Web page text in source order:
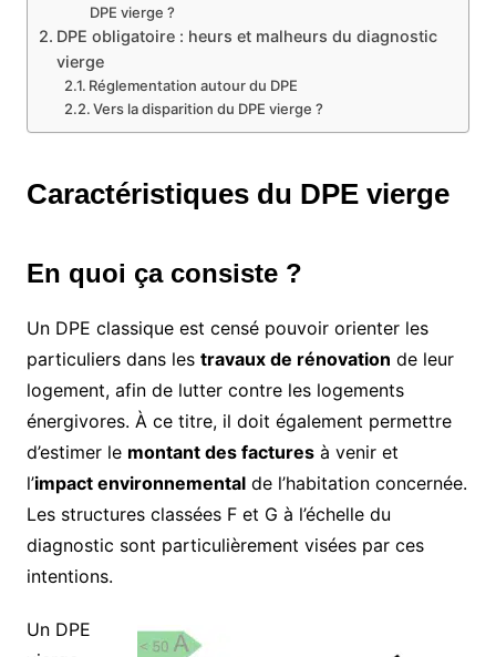
DPE vierge ?
DPE obligatoire : heurs et malheurs du diagnostic
vierge
Réglementation autour du DPE
Vers la disparition du DPE vierge ?
Caractéristiques du DPE vierge
En quoi ça consiste ?
Un DPE classique est censé pouvoir orienter les
particuliers dans les travaux de rénovation de leur
logement, afin de lutter contre les logements
énergivores. À ce titre, il doit également permettre
d’estimer le montant des facturesà venir et
l’impact environnementalde l’habitation concernée.
Les structures classées F et G à l’échelle du
diagnostic sont particulièrement visées par ces
intentions.
Un DPE